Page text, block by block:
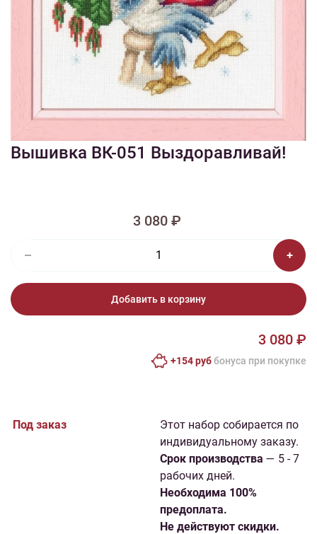
1/3
Смотреть видео - обзор
Изображения и цвет представленного товара могут незначительно
отличаться от оригинала продукции, взависимости от разрешения и
настроек вашего монитора, а также условий освещения при съемке
Вышивка ВК-051 Выздоравливай!
3 080 ₽
Добавить в корзину
3 080 ₽
+154 руббонусa при покупке
Под заказ
Этот набор собирается по
индивидуальному заказу.
Cрок производства — 5 - 7
рабочих дней.
Необходима 100%
предоплата.
Не действуют скидки.